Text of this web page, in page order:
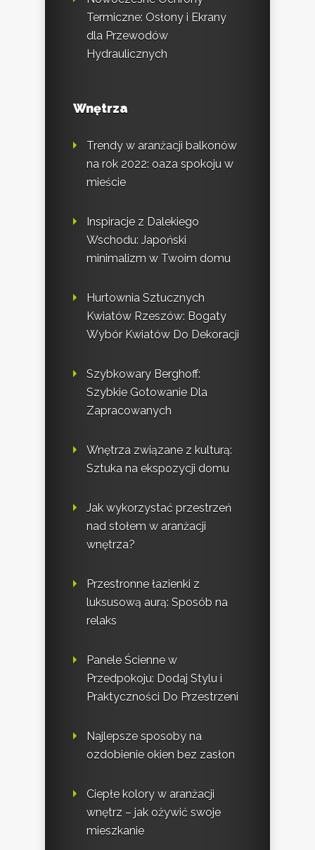
Termiczne: Osłony i Ekrany
dla Przewodów
Hydraulicznych
Wnętrza
Trendy w aranżacji balkonów
na rok 2022: oaza spokoju w
mieście
Inspiracje z Dalekiego
Wschodu: Japoński
minimalizm w Twoim domu
Hurtownia Sztucznych
Kwiatów Rzeszów: Bogaty
Wybór Kwiatów Do Dekoracji
Szybkowary Berghoff:
Szybkie Gotowanie Dla
Zapracowanych
Wnętrza związane z kulturą:
Sztuka na ekspozycji domu
Jak wykorzystać przestrzeń
nad stołem w aranżacji
wnętrza?
Przestronne łazienki z
luksusową aurą: Sposób na
relaks
Panele Ścienne w
Przedpokoju: Dodaj Stylu i
Praktyczności Do Przestrzeni
Najlepsze sposoby na
ozdobienie okien bez zasłon
Ciepłe kolory w aranżacji
wnętrz – jak ożywić swoje
mieszkanie